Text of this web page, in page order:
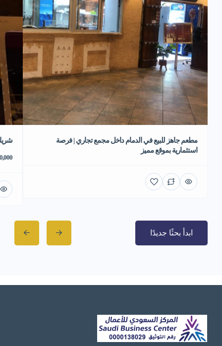
مطعم جاهز للبيع في الدمام داخل مجمع تجاري | فرصة
استثمارية بموقع مميز
70,000
ابدأ بحثًا جديدًا